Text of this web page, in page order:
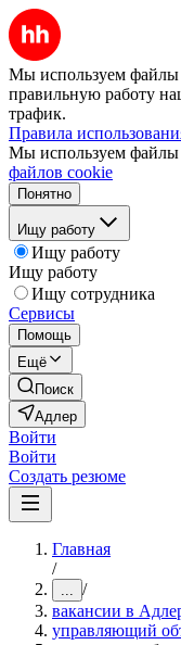
Мы используем файлы
правильную работу
трафик.
Правила
Мы используем файлы
файлов cookie
Понятно
Ищу работу
Ищу работу
Ищу работу
Ищу сотрудника
Сервисы
Помощь
Ещё
Поиск
Адлер
Войти
Войти
Создать резюме
Главная
/
... /
вакансии в
управляющий